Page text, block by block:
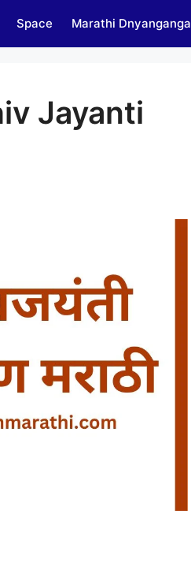
Space Marathi Dnyanganga
Jayanti